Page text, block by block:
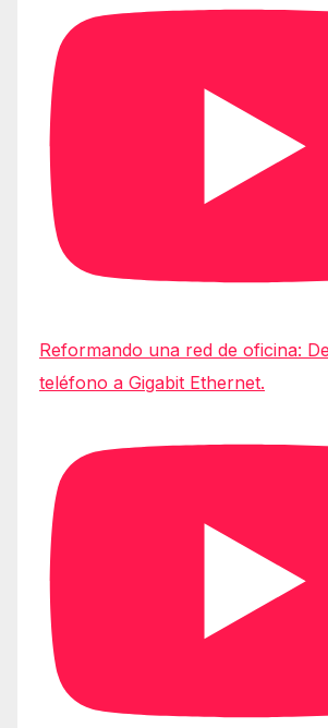
Reformando una red de oficina:
teléfono a Gigabit Ethernet.